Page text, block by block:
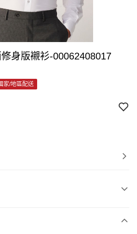
身版襯衫-00062408017
家/地區配送